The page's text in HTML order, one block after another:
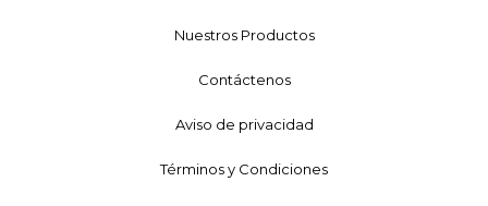
Nuestros Productos
Contáctenos
Aviso de privacidad
Términos y Condiciones